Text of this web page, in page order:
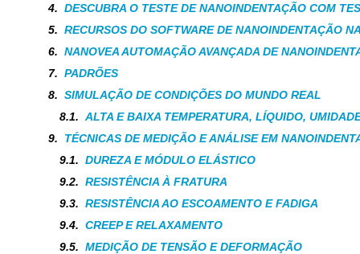
DESCUBRA O TESTE DE NANOINDENTAÇÃO COM
RECURSOS DO SOFTWARE DE NANOINDENTAÇÃO
NANOVEA AUTOMAÇÃO AVANÇADA DE
PADRÕES
SIMULAÇÃO DE CONDIÇÕES DO MUNDO REAL
ALTA E BAIXA TEMPERATURA, LÍQUIDO,
TÉCNICAS DE MEDIÇÃO E ANÁLISE EM
DUREZA E MÓDULO ELÁSTICO
RESISTÊNCIA À FRATURA
RESISTÊNCIA AO ESCOAMENTO E FADIGA
CREEP E RELAXAMENTO
MEDIÇÃO DE TENSÃO E DEFORMAÇÃO